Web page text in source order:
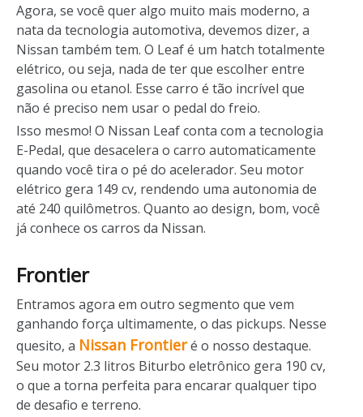
Agora, se você quer algo muito mais moderno, a
nata da tecnologia automotiva, devemos dizer, a
Nissan também tem. O Leaf é um hatch totalmente
elétrico, ou seja, nada de ter que escolher entre
gasolina ou etanol. Esse carro é tão incrível que
não é preciso nem usar o pedal do freio.
Isso mesmo! O Nissan Leaf conta com a tecnologia
E-Pedal, que desacelera o carro automaticamente
quando você tira o pé do acelerador. Seu motor
elétrico gera 149 cv, rendendo uma autonomia de
até 240 quilômetros. Quanto ao design, bom, você
já conhece os carros da Nissan.
Frontier
Entramos agora em outro segmento que vem
ganhando força ultimamente, o das pickups. Nesse
quesito, a Nissan Frontieré o nosso destaque.
Seu motor 2.3 litros Biturbo eletrônico gera 190 cv,
o que a torna perfeita para encarar qualquer tipo
de desafio e terreno.